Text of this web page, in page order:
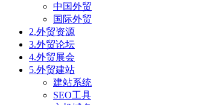
中国外贸
国际外贸
2.外贸资源
3.外贸论坛
4.外贸展会
5.外贸建站
建站系统
SEO工具